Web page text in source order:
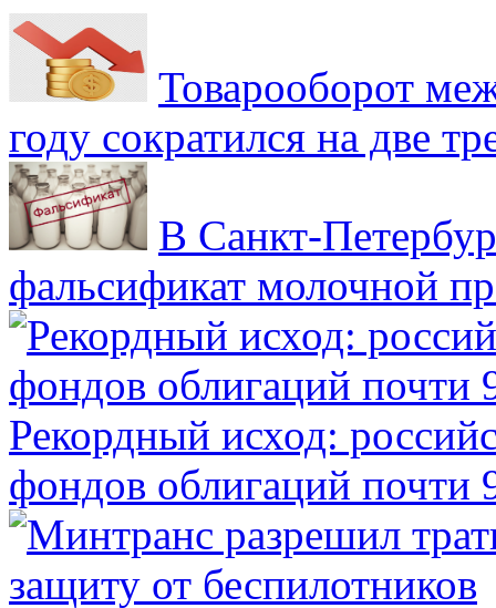
Товарооборот
году сократился на две
В Санкт-
фальсификат молочной
Рекордный исход:
фондов облигаций почти